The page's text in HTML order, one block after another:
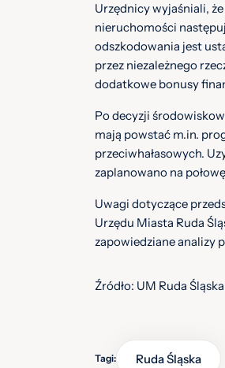
Urzędnicy wyjaśniali,
nieruchomości
odszkodowania jest
przez niezależnego
dodatkowe bonusy
Po decyzji
mają powstać m.in.
przeciwhałasowych.
zaplanowano na
Uwagi dotyczące
Urzędu Miasta Ruda
zapowiedziane analizy
Źródło: UM Ruda Śląska
Tagi: Ruda Śląska